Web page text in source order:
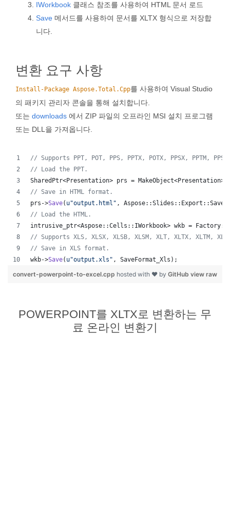
IWorkbook 클래스 참조를 사용하여 HTML 문서 로드
Save 메서드를 사용하여 문서를 XLTX 형식으로 저장합
니다.
변환 요구 사항
Install-Package Aspose.Total.Cpp를 사용하여 Visual Studio
의 패키지 관리자 콘솔을 통해 설치합니다.
또는 downloads 에서 ZIP 파일의 오프라인 MSI 설치 프로그램
또는 DLL을 가져옵니다.
// Supports PPT, POT, PPS, PPTX, POTX, PPSX, PPTM,
// Load the PPT.
SharedPtr<Presentation> prs = MakeObject<Presentation>(
// Save in HTML format.
prs->Save( u"output.html " ,
// Load the HTML.
intrusive_ptr<Aspose::Cells::IWorkbook> wkb =
// Supports XLS, XLSX, XLSB, XLSM, XLT, XLTX, XLTM,
// Save in XLS format.
wkb->Save( u"output.xls " , SaveFormat_Xls);
view raw
convert-powerpoint-to-excel.cpp hosted with ❤ by GitHub
POWERPOINT를 XLTX로 변환하는 무
료 온라인 변환기